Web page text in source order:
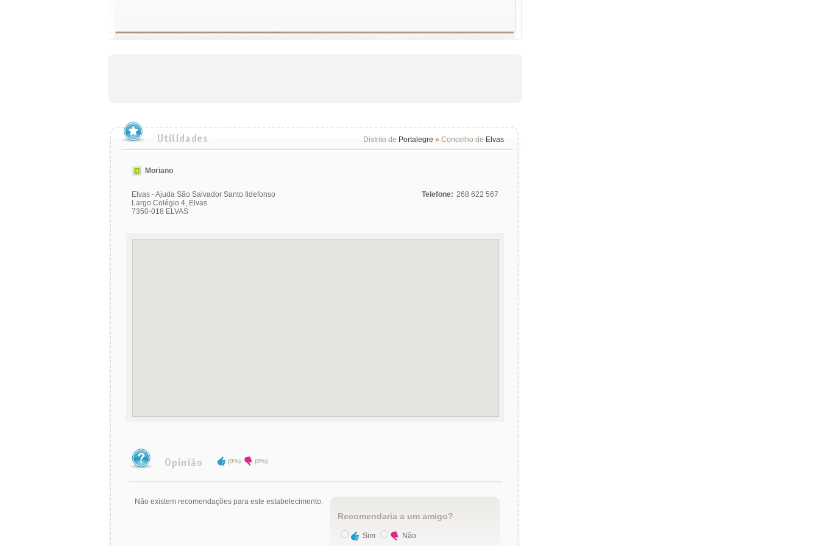
Distrito de Portalegre » Concelho de Elvas
Moriano
Elvas - Ajuda São Salvador Santo Ildefonso
Largo Colégio 4, Elvas
7350-018 ELVAS
Telefone: 268 622 567
(0%) (0%)
Não existem recomendações para este estabelecimento.
Recomendaria a um amigo?
Sim Não